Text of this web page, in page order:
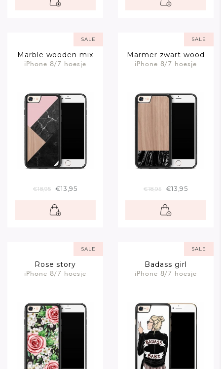
SALE
Marble wooden mix
iPhone 8/7 hoesje
€18,95 €13,95
SALE
Marmer zwart wood
iPhone 8/7 hoesje
€18,95 €13,95
SALE
Rose story
iPhone 8/7 hoesje
SALE
Badass girl
iPhone 8/7 hoesje